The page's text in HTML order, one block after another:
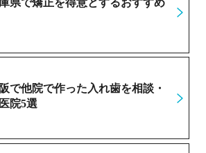
で他院で作った入れ歯を相談・
院5選